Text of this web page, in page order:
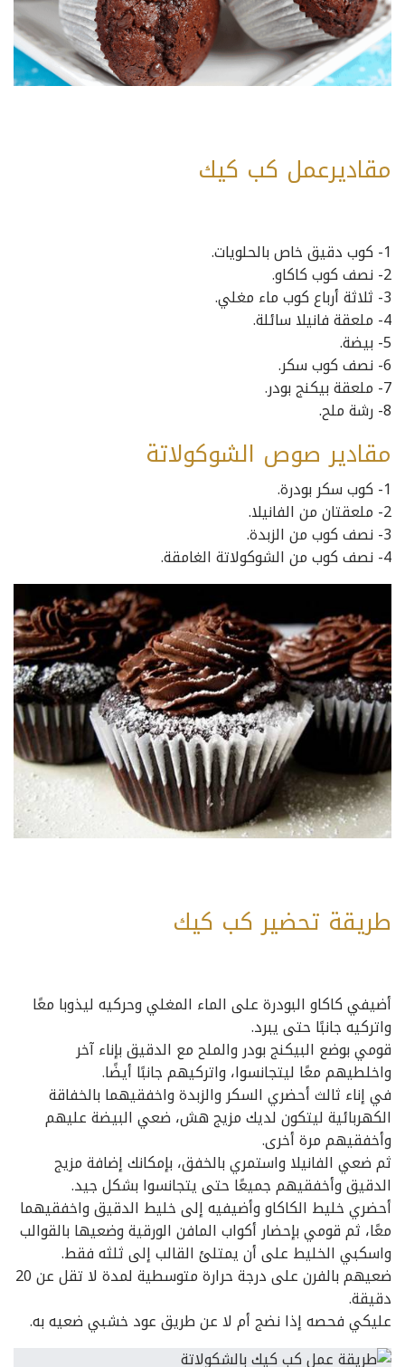
مقاديرعمل كب كيك
1- كوب دقيق خاص بالحلويات.
2- نصف كوب كاكاو.
3- ثلاثة أرباع كوب ماء مغلي.
4- ملعقة فانيلا سائلة.
5- بيضة.
6- نصف كوب سكر.
7- ملعقة بيكنج بودر.
8- رشة ملح.
مقادير صوص الشوكولاتة
1- كوب سكر بودرة.
2- ملعقتان من الفانيلا.
3- نصف كوب من الزبدة.
4- نصف كوب من الشوكولاتة الغامقة.
طريقة تحضير كب كيك
أضيفي كاكاو البودرة على الماء المغلي وحركيه ليذوبا معًا
واتركيه جانبًا حتى يبرد.
قومي بوضع البيكنج بودر والملح مع الدقيق بإناء آخر
واخلطيهم معًا ليتجانسوا، واتركيهم جانبًا أيضًا.
في إناء ثالث أحضري السكر والزبدة واخفقيهما بالخفاقة
الكهربائية ليتكون لديك مزيج هش، ضعي البيضة عليهم
وأخفقيهم مرة أخرى.
ثم ضعي الفانيلا واستمري بالخفق، بإمكانك إضافة مزيج
الدقيق وأخفقيهم جميعًا حتى يتجانسوا بشكل جيد.
أحضري خليط الكاكاو وأضيفيه إلى خليط الدقيق واخفقيهما
معًا، ثم قومي بإحضار أكواب المافن الورقية وضعيها بالقوالب
واسكبي الخليط على أن يمتلئ القالب إلى ثلثه فقط.
ضعيهم بالفرن على درجة حرارة متوسطية لمدة لا تقل عن 20
دقيقة.
عليكي فحصه إذا نضج أم لا عن طريق عود خشبي ضعيه به.